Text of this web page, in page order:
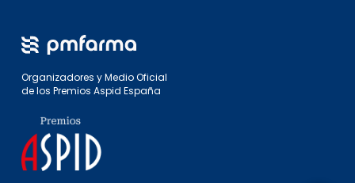
Organizadores y Medio Oficial
de los Premios Aspid España